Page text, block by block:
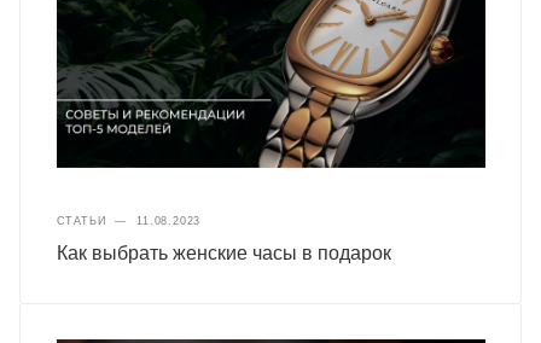
СТАТЬИ — 11.08.2023
Как выбрать женские часы в подарок